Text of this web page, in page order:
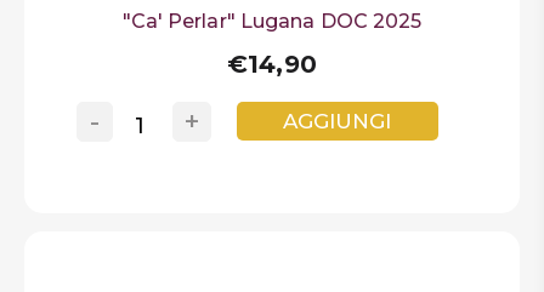
"Ca' Perlar" Lugana DOC 2025
€14,90
+
- AGGIUNGI